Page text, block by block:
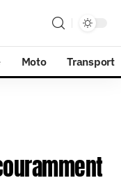
Moto Transport